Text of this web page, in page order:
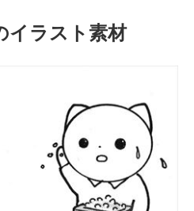
イラスト素材